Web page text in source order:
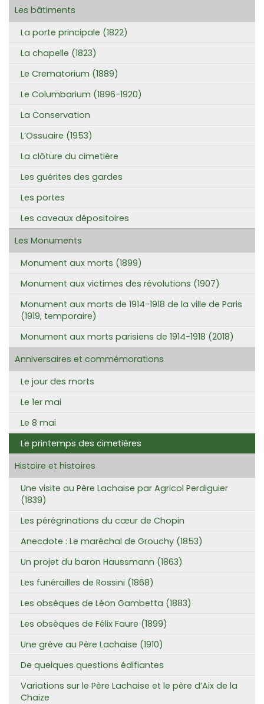
Les bâtiments
La porte principale (1822)
La chapelle (1823)
Le Crematorium (1889)
Le Columbarium (1896-1920)
La Conservation
L’Ossuaire (1953)
La clôture du cimetière
Les guérites des gardes
Les portes
Les caveaux dépositoires
Les Monuments
Monument aux morts (1899)
Monument aux victimes des révolutions (1907)
Monument aux morts de 1914-1918 de la ville de Paris
(1919, temporaire)
Monument aux morts parisiens de 1914-1918 (2018)
Anniversaires et commémorations
Le jour des morts
Le 1er mai
Le 8 mai
Le printemps des cimetières
Histoire et histoires
Une visite au Père Lachaise par Agricol Perdiguier
(1839)
Les pérégrinations du cœur de Chopin
Anecdote : Le maréchal de Grouchy (1853)
Un projet du baron Haussmann (1863)
Les funérailles de Rossini (1868)
Les obsèques de Léon Gambetta (1883)
Les obsèques de Félix Faure (1899)
Une grève au Père Lachaise (1910)
De quelques questions édifiantes
Variations sur le Père Lachaise et le père d’Aix de la
Chaize